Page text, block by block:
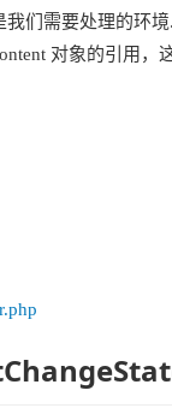
我们需要处理的环境.
对象的引用，